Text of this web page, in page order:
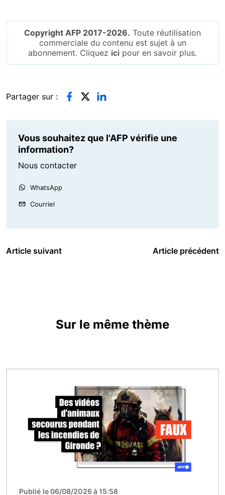
Copyright AFP 2017-2026. Toute réutilisation
commerciale du contenu est sujet à un
abonnement. Cliquez ici pour en savoir plus.
Partager sur :
Vous souhaitez que l'AFP vérifie une
information?
Nous contacter
WhatsApp
Courriel
Article suivant Article précédent
Sur le même thème
Publié le 06/08/2026 à 15:58